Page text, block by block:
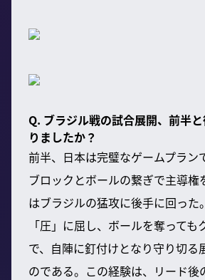
Q. ブラジル戦の試合展開、前半
りましたか？
前半、日本は完璧なゲームプラン
ブロックとボールの繋ぎで主導権
はブラジルの猛攻に後手に回った
「圧」に屈し、ボールを奪って
で、自陣に釘付けとなり守り切る
のである。この経験は、リード後